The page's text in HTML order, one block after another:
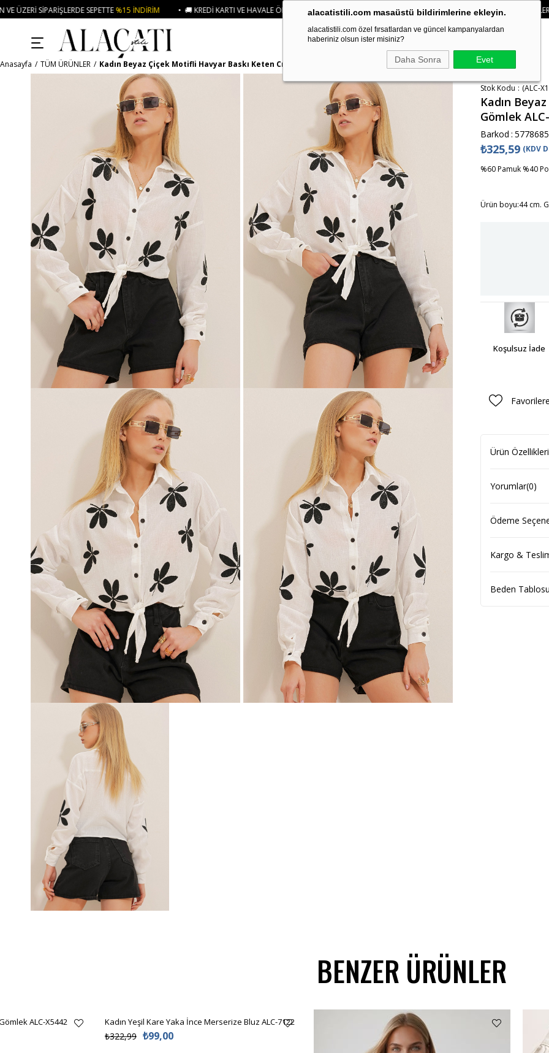
alacatistili.com masaüstü bildirimlerine ekleyin.
alacatistili.com özel fırsatlardan ve güncel kampanyalardan
haberiniz olsun ister misiniz?
Daha Sonra Evet
SEPETTE%15 İNDIRIM • 🚚 KREDI KARTI VE HAVALE ÖDEMELERINIZDE 750₺ ÜZERI KARGO ÜCRETSIZ • 🛍️ YENI SEZON ÜRÜNLERINDE 2 ÜRÜN VE
Anasayfa TÜM ÜRÜNLER Kadın Beyaz Çiçek Motifli Havyar Baskı Keten Crop Gömlek ALC-X10434
Stok Kodu (ALC-
Kadın
Gömlek
Barkod :
₺325,59 (KDV
%60 Pamuk %40
Ürün boyu:44 cm.
Koşulsuz İade
Ürün Özellikleri
Yorumlar(0)
Ödeme
Kargo &
Beden Tablosu
BENZER ÜRÜNLER
ALC-X5442 Kadın Yeşil Kare Yaka İnce Merserize Bluz ALC-7122
₺99,00
₺322,99